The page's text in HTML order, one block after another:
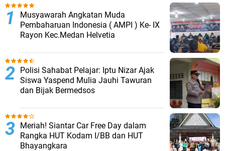
Musyawarah Angkatan Muda
Pembaharuan Indonesia ( AMPI ) Ke- IX
Rayon Kec.Medan Helvetia
Polisi Sahabat Pelajar: Iptu Nizar Ajak
Siswa Yaspend Mulia Jauhi Tawuran
dan Bijak Bermedsos
Meriah! Siantar Car Free Day dalam
Rangka HUT Kodam I/BB dan HUT
Bhayangkara